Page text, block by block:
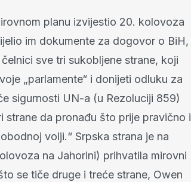
planu izvijestio 20. kolovoza
im dokumente za dogovor o BiH,
sve tri sukobljene strane, koji
„parlamente“ i donijeti odluku za
sigurnosti UN-a (u Rezoluciji 859)
da pronađu što prije pravično i
volji.“ Srpska strana je na
na Jahorini) prihvatila mirovni
se tiče druge i treće strane, Owen